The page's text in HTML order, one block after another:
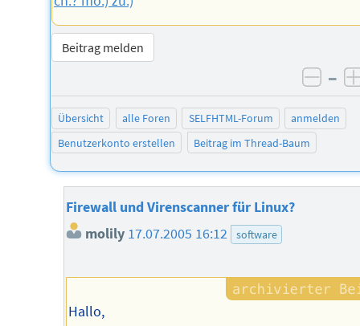
Beitrag melden
–
Übersicht alle Foren SELFHTML-Forum
anmelden
Benutzerkonto erstellen
Beitrag im Thread-Baum
Firewall und Virenscanner für Linux?
molily 17.07.2005 16:12 software
Hallo,